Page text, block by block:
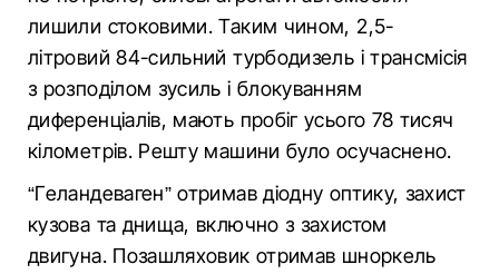
лишили стоковими. Таким чином, 2,5-
літровий 84-сильний турбодизель і трансмісія
з розподілом зусиль і блокуванням
диференціалів, мають пробіг усього 78 тисяч
кілометрів. Решту машини було осучаснено.
“Геландеваген” отримав діодну оптику, захист
кузова та днища, включно з захистом
двигуна. Позашляховик отримав шноркель